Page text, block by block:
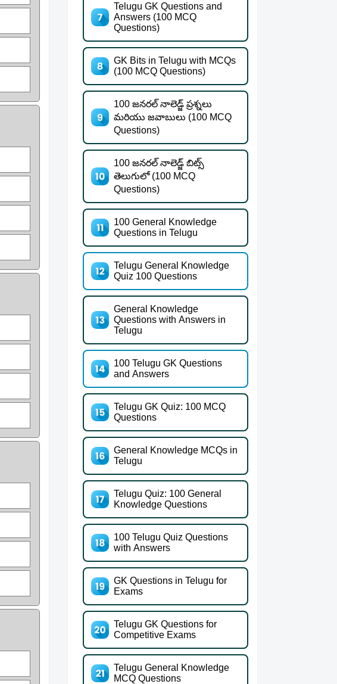
Telugu GK Questions and
Answers (100 MCQ
Questions)
GK Bits in Telugu with MCQs
(100 MCQ Questions)
100 జనరల్ నాలెడ్జ్ ప్రశ్నలు
మరియు జవాబులు (100 MCQ
Questions)
100 జనరల్ నాలెడ్జ్ బిట్స్
తెలుగులో (100 MCQ
Questions)
100 General Knowledge
Questions in Telugu
Telugu General Knowledge
Quiz 100 Questions
General Knowledge
Questions with Answers in
Telugu
100 Telugu GK Questions
and Answers
Telugu GK Quiz: 100 MCQ
Questions
General Knowledge MCQs in
Telugu
Telugu Quiz: 100 General
Knowledge Questions
100 Telugu Quiz Questions
with Answers
GK Questions in Telugu for
Exams
Telugu GK Questions for
Competitive Exams
Telugu General Knowledge
MCQ Questions